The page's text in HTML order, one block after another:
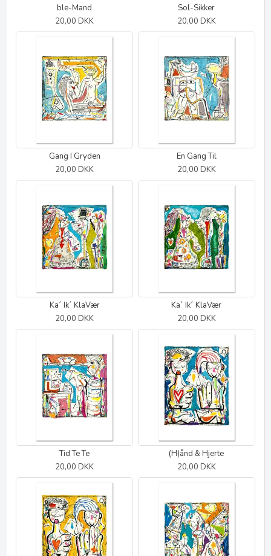
ble-Mand
20,00 DKK
Sol-Sikker
20,00 DKK
Gang I Gryden
20,00 DKK
En Gang Til
20,00 DKK
Ka´ Ik´ KlaVær
20,00 DKK
Ka´ Ik´ KlaVær
20,00 DKK
Tid Te Te
20,00 DKK
(H)ånd & Hjerte
20,00 DKK